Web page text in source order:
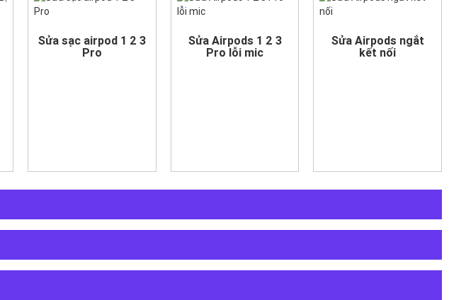
Sửa sạc airpod 1 2 3
Pro
Sửa Airpods 1 2 3
Pro lỗi mic
Sửa Airpods ngắt
kết nối